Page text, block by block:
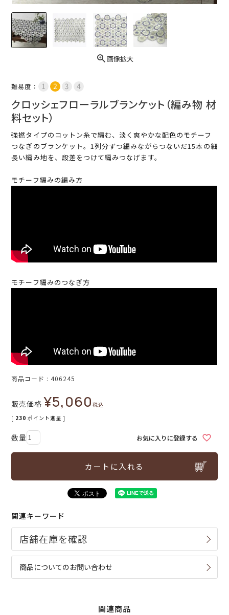
画像拡大
難易度：
クロッシェフローラルブランケット（編み物 材
料セット）
強撚タイプのコットン糸で編む、淡く爽やかな配色のモチーフ
つなぎのブランケット。1列分ずつ編みながらつないだ15本の細
長い編み地を、段差をつけて編みつなげます。
モチーフ編みの編み方
モチーフ編みのつなぎ方
商品コード 406245
販売価格 ¥5,060税込
[ 230 ポイント進呈 ]
お気に入りに登録する
カートに入れる
関連キーワード
商品についてのお問い合わせ
関連商品